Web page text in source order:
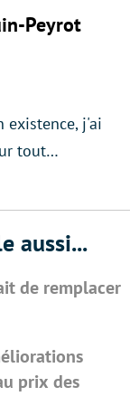
Peyrot
existence, j'ai
tout…
aussi...
de remplacer
prix des